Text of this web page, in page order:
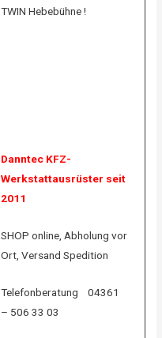
TWIN Hebebühne !
Danntec KFZ-
Werkstattausrüster seit
2011
SHOP online, Abholung vor
Ort, Versand Spedition
Telefonberatung 04361
– 506 33 03